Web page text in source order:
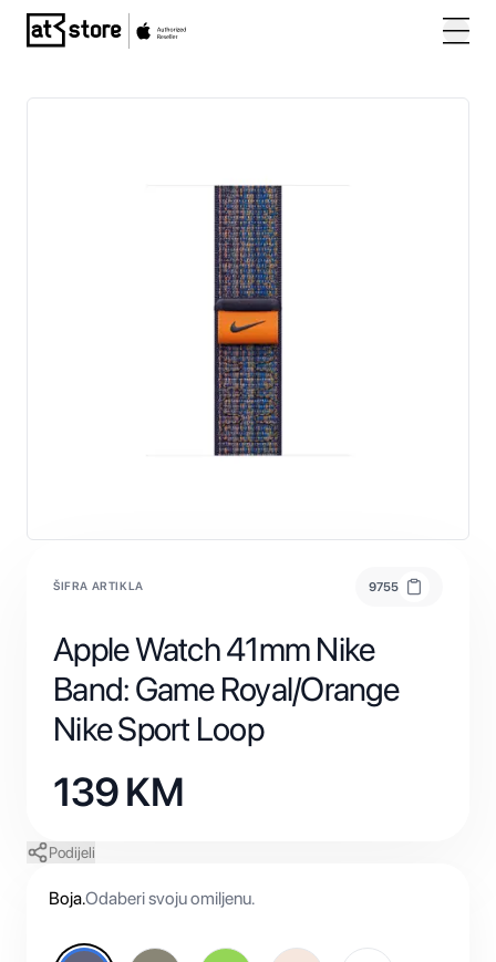
Posjetite početnu stranicu AT Store
ŠIFRA ARTIKLA 9755
Apple Watch 41mm Nike
Band: Game Royal/Orange
Nike Sport Loop
139KM
Podijeli
Boja.Odaberi svoju omiljenu.